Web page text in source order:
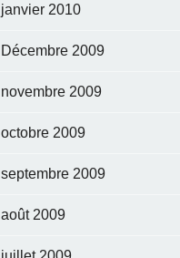
janvier 2010
Décembre 2009
novembre 2009
octobre 2009
septembre 2009
août 2009